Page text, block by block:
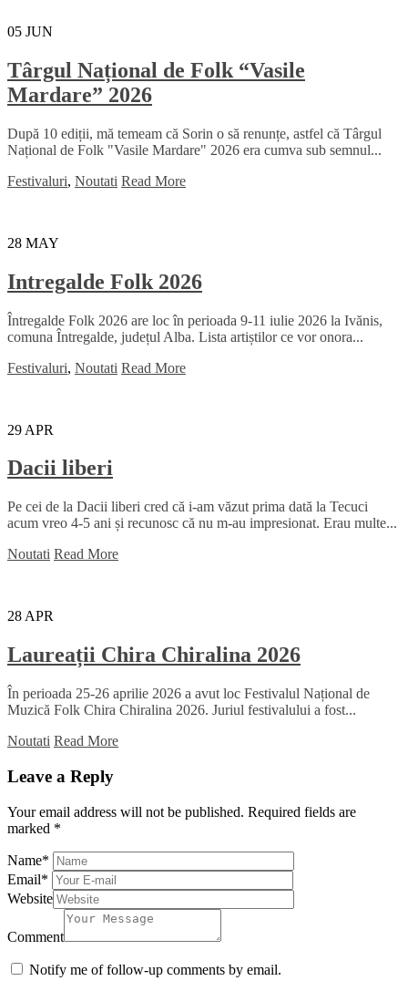
05 JUN
Târgul Național de Folk “Vasile
Mardare” 2026
După 10 ediții, mă temeam că Sorin o să renunțe, astfel că Târgul
Național de Folk "Vasile Mardare" 2026 era cumva sub semnul...
Festivaluri, Noutati Read More
28 MAY
Intregalde Folk 2026
Întregalde Folk 2026 are loc în perioada 9-11 iulie 2026 la Ivănis,
comuna Întregalde, județul Alba. Lista artiștilor ce vor onora...
Festivaluri, Noutati Read More
29 APR
Dacii liberi
Pe cei de la Dacii liberi cred că i-am văzut prima dată la Tecuci
acum vreo 4-5 ani și recunosc că nu m-au impresionat. Erau multe...
Noutati Read More
28 APR
Laureații Chira Chiralina 2026
În perioada 25-26 aprilie 2026 a avut loc Festivalul Național de
Muzică Folk Chira Chiralina 2026. Juriul festivalului a fost...
Noutati Read More
Leave a Reply
Your email address will not be published. Required fields are
marked *
Name*
Email*
Website
Comment
Notify me of follow-up comments by email.